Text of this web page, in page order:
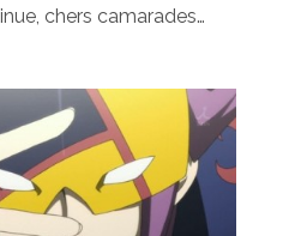
chers camarades…